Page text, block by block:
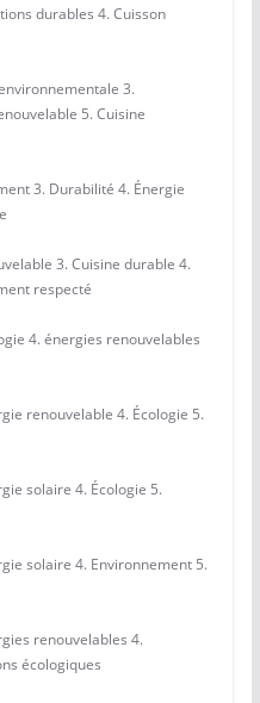
durables 4. Cuisson
3.
5. Cuisine
3. Durabilité 4. Énergie
3. Cuisine durable 4.
respecté
4. énergies renouvelables
renouvelable 4. Écologie 5.
solaire 4. Écologie 5.
solaire 4. Environnement 5.
renouvelables 4.
écologiques